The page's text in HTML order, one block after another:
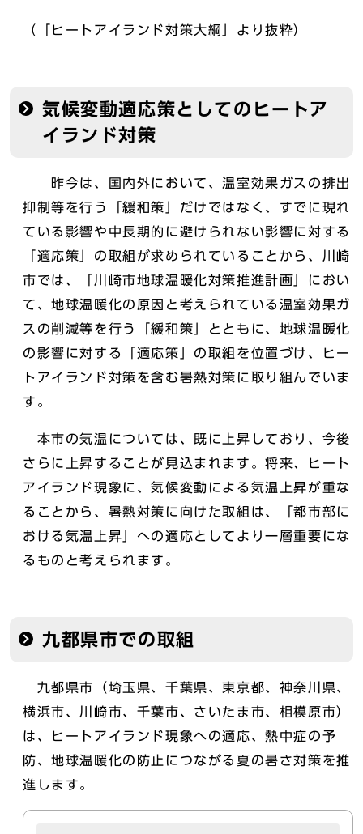
（「ヒートアイランド対策大綱」より抜粋）
気候変動適応策としてのヒートア
イランド対策
昨今は、国内外において、温室効果ガスの排出
抑制等を行う「緩和策」だけではなく、すでに現れ
ている影響や中長期的に避けられない影響に対する
「適応策」の取組が求められていることから、川崎
市では、「川崎市地球温暖化対策推進計画」におい
て、地球温暖化の原因と考えられている温室効果ガ
スの削減等を行う「緩和策」とともに、地球温暖化
の影響に対する「適応策」の取組を位置づけ、ヒー
トアイランド対策を含む暑熱対策に取り組んでいま
す。
本市の気温については、既に上昇しており、今後
さらに上昇することが見込まれます。将来、ヒート
アイランド現象に、気候変動による気温上昇が重な
ることから、暑熱対策に向けた取組は、「都市部に
おける気温上昇」への適応としてより一層重要にな
るものと考えられます。
九都県市での取組
九都県市（埼玉県、千葉県、東京都、神奈川県、
横浜市、川崎市、千葉市、さいたま市、相模原市）
は、ヒートアイランド現象への適応、熱中症の予
防、地球温暖化の防止につながる夏の暑さ対策を推
進します。